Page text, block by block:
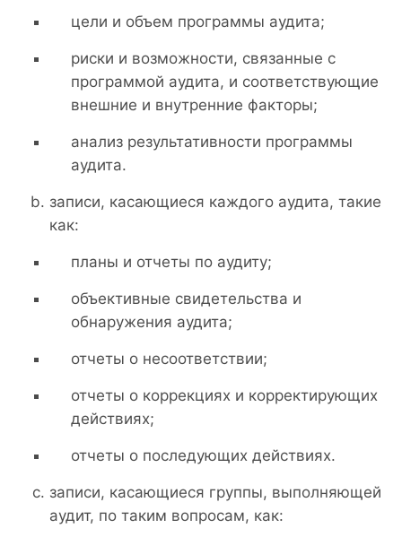
цели и объем программы аудита;
риски и возможности, связанные с
программой аудита, и соответствующие
внешние и внутренние факторы;
анализ результативности программы
аудита.
записи, касающиеся каждого аудита, такие
как:
планы и отчеты по аудиту;
объективные свидетельства и
обнаружения аудита;
отчеты о несоответствии;
отчеты о коррекциях и корректирующих
действиях;
отчеты о последующих действиях.
записи, касающиеся группы, выполняющей
аудит, по таким вопросам, как: